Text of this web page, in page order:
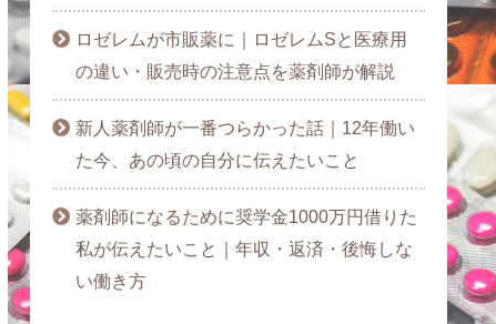
ロゼレムが市販薬に｜ロゼレムSと医療用
の違い・販売時の注意点を薬剤師が解説
新人薬剤師が一番つらかった話｜12年働い
た今、あの頃の自分に伝えたいこと
薬剤師になるために奨学金1000万円借りた
私が伝えたいこと｜年収・返済・後悔しな
い働き方